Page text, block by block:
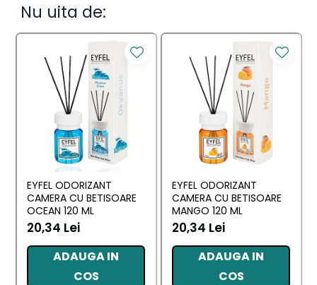
Nu uita de:
EYFEL ODORIZANT
CAMERA CU BETISOARE
OCEAN 120 ML
20,34 Lei
ADAUGA IN
COS
EYFEL ODORIZANT
CAMERA CU BETISOARE
MANGO 120 ML
20,34 Lei
ADAUGA IN
COS